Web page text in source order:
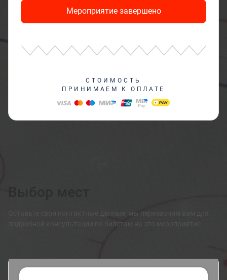
Мероприятие завершено
СТОИМОСТЬ
ПРИНИМАЕМ К ОПЛАТЕ
Оставьте свои контактные данные, мы перезвоним вам для
подробной консультации по билетам на это мероприятие